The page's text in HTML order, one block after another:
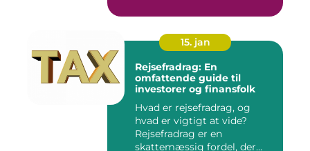
15. jan
Rejsefradrag: En
omfattende guide til
investorer og finansfolk
Hvad er rejsefradrag, og
hvad er vigtigt at vide?
Rejsefradrag er en
skattemæssig fordel, der